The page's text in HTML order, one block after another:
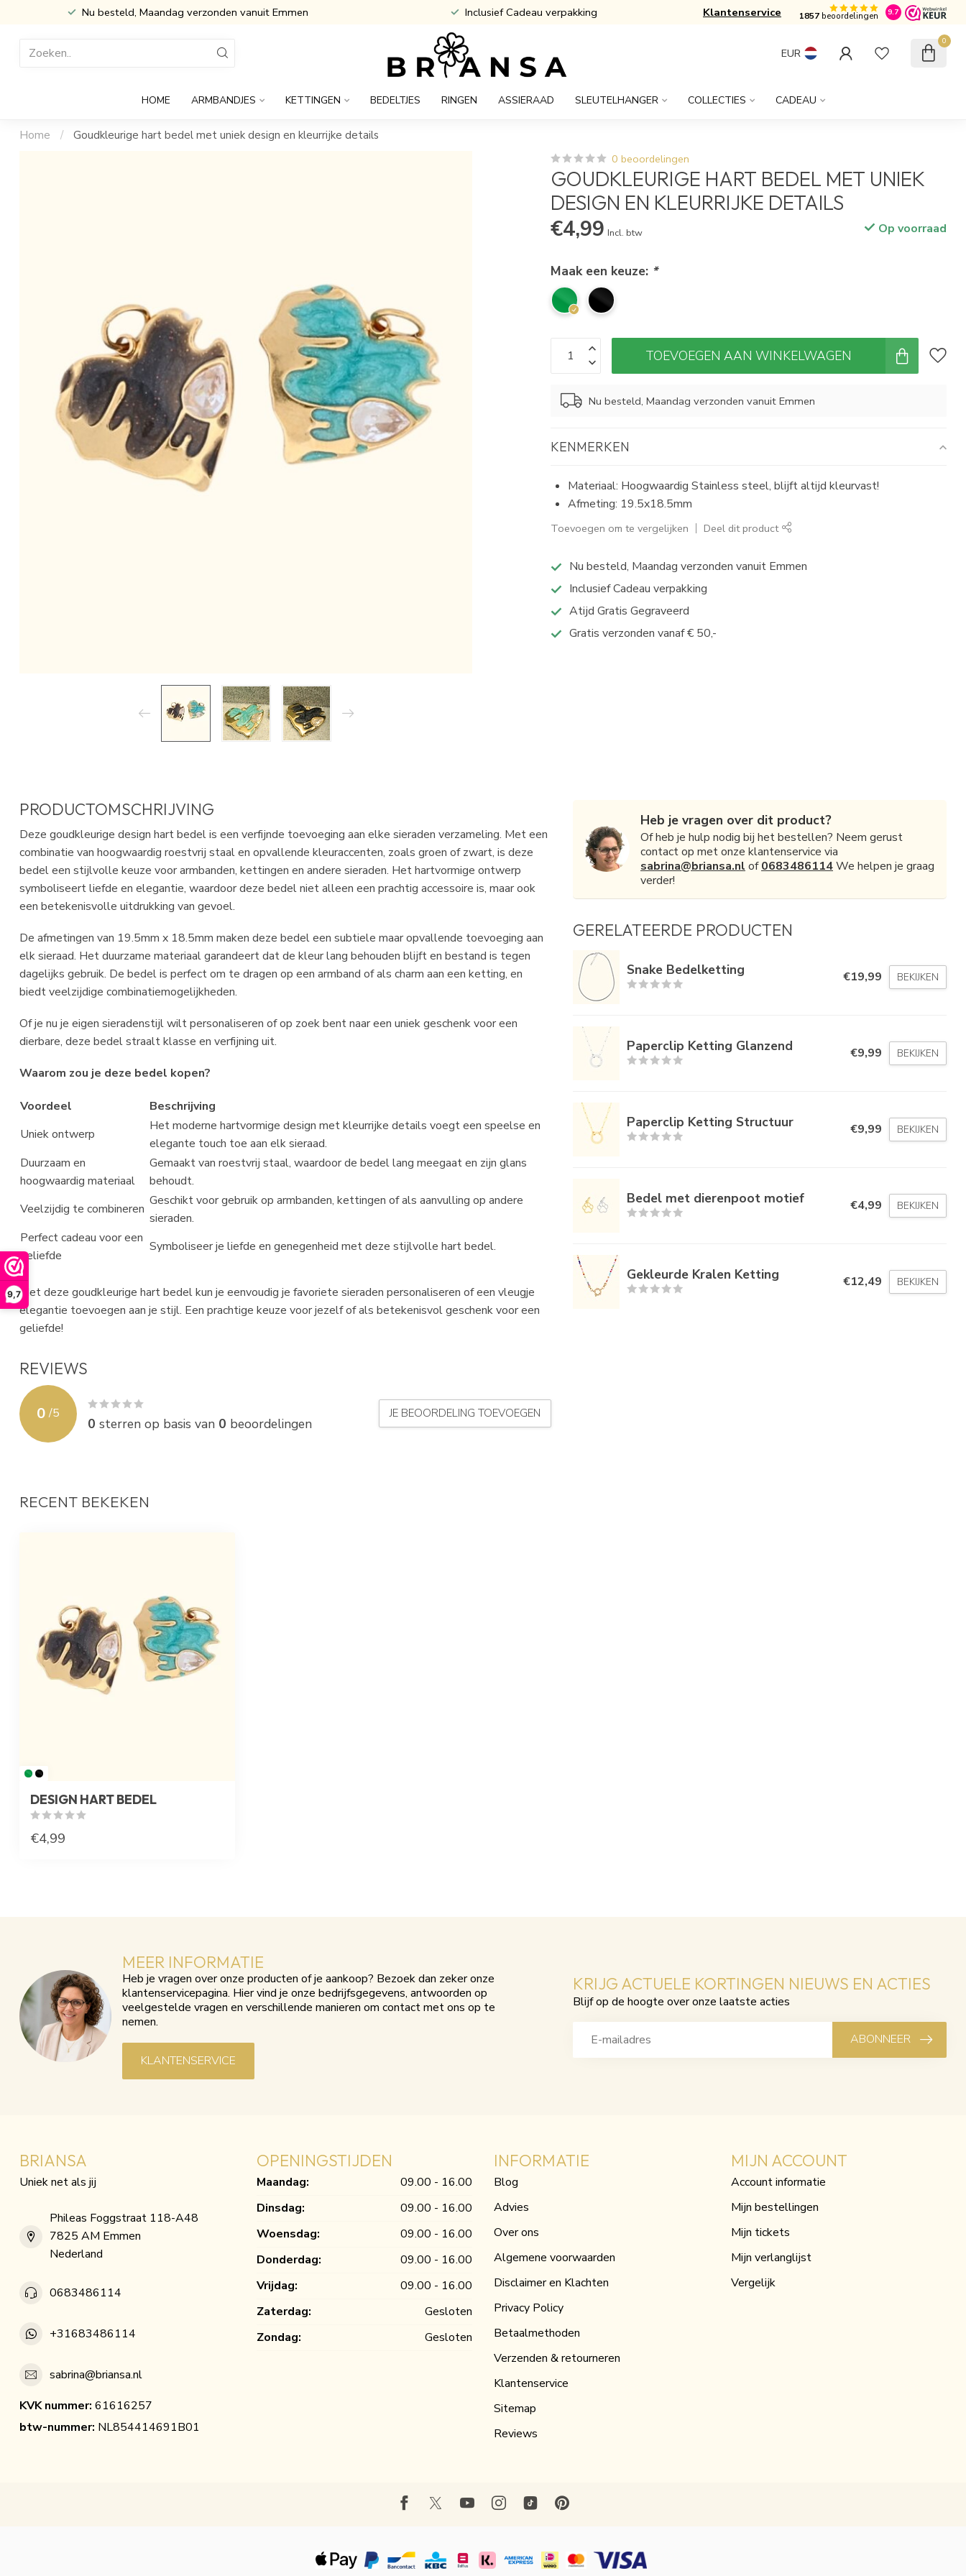
9,7
Inclusief Cadeau verpakking Atijd Gratis Gegraveerd Gratis verzonden vanaf € 50,-
Klantenservice 1857beoordelingen 9.7
EUR
0
HOME ARMBANDJES KETTINGEN BEDELTJES RINGEN ASSIERAAD SLEUTELHANGER COLLECTIES CADEAU
Home /
Goudkleurige hart bedel met uniek design en kleurrijke details
0 beoordelingen
GOUDKLEURIGE HART BEDEL MET UNIEK
DESIGN EN KLEURRIJKE DETAILS
€4,99 Incl. btw Op voorraad
Maak een keuze: *
TOEVOEGEN AAN WINKELWAGEN
Nu besteld, Maandag verzonden vanuit Emmen
KENMERKEN
Materiaal: Hoogwaardig Stainless steel, blijft altijd kleurvast!
Afmeting: 19.5x18.5mm
Toevoegen om te vergelijken Deel dit product
Nu besteld, Maandag verzonden vanuit Emmen
Inclusief Cadeau verpakking
Atijd Gratis Gegraveerd
Gratis verzonden vanaf € 50,-
PRODUCTOMSCHRIJVING
Deze goudkleurige design hart bedel is een verfijnde toevoeging aan elke sieraden verzameling. Met een
combinatie van hoogwaardig roestvrij staal en opvallende kleuraccenten, zoals groen of zwart, is deze
bedel een stijlvolle keuze voor armbanden, kettingen en andere sieraden. Het hartvormige ontwerp
symboliseert liefde en elegantie, waardoor deze bedel niet alleen een prachtig accessoire is, maar ook
een betekenisvolle uitdrukking van gevoel.
De afmetingen van 19.5mm x 18.5mm maken deze bedel een subtiele maar opvallende toevoeging aan
elk sieraad. Het duurzame materiaal garandeert dat de kleur lang behouden blijft en bestand is tegen
dagelijks gebruik. De bedel is perfect om te dragen op een armband of als charm aan een ketting, en
biedt veelzijdige combinatiemogelijkheden.
Of je nu je eigen sieradenstijl wilt personaliseren of op zoek bent naar een uniek geschenk voor een
dierbare, deze bedel straalt klasse en verfijning uit.
Waarom zou je deze bedel kopen?
Voordeel
Beschrijving
Uniek ontwerp
Het moderne hartvormige design met kleurrijke details voegt een speelse en
elegante touch toe aan elk sieraad.
Duurzaam en
hoogwaardig materiaal
Gemaakt van roestvrij staal, waardoor de bedel lang meegaat en zijn glans
behoudt.
Veelzijdig te combineren
Geschikt voor gebruik op armbanden, kettingen of als aanvulling op andere
sieraden.
Perfect cadeau voor een
geliefde
Symboliseer je liefde en genegenheid met deze stijlvolle hart bedel.
Met deze goudkleurige hart bedel kun je eenvoudig je favoriete sieraden personaliseren of een vleugje
elegantie toevoegen aan je stijl. Een prachtige keuze voor jezelf of als betekenisvol geschenk voor een
geliefde!
REVIEWS
0 /5
0 sterren op basis van 0 beoordelingen
JE BEOORDELING TOEVOEGEN
Heb je vragen over dit product?
Of heb je hulp nodig bij het bestellen? Neem gerust
contact op met onze klantenservice via
sabrina@briansa.nl of0683486114We helpen je graag
verder!
GERELATEERDE PRODUCTEN
Snake Bedelketting €19,99 BEKIJKEN
Paperclip Ketting Glanzend €9,99 BEKIJKEN
Paperclip Ketting Structuur €9,99 BEKIJKEN
Bedel met dierenpoot motief €4,99 BEKIJKEN
Gekleurde Kralen Ketting €12,49 BEKIJKEN
RECENT BEKEKEN
DESIGN HART BEDEL
€4,99
MEER INFORMATIE
Heb je vragen over onze producten of je aankoop? Bezoek dan zeker onze
klantenservicepagina. Hier vind je onze bedrijfsgegevens, antwoorden op
veelgestelde vragen en verschillende manieren om contact met ons op te
nemen.
KLANTENSERVICE
KRIJG ACTUELE KORTINGEN NIEUWS EN ACTIES
Blijf op de hoogte over onze laatste acties
ABONNEER
BRIANSA
Uniek net als jij
Phileas Foggstraat 118-A48
7825 AM Emmen
Nederland
0683486114
+31683486114
sabrina@briansa.nl
KVK nummer: 61616257
btw-nummer: NL854414691B01
OPENINGSTIJDEN
Maandag:
09.00 - 16.00
Dinsdag:
09.00 - 16.00
Woensdag:
09.00 - 16.00
Donderdag:
09.00 - 16.00
Vrijdag:
09.00 - 16.00
Zaterdag:
Gesloten
Zondag:
Gesloten
INFORMATIE
Blog
Advies
Over ons
Algemene voorwaarden
Disclaimer en Klachten
Privacy Policy
Betaalmethoden
Verzenden & retourneren
Klantenservice
Sitemap
Reviews
MIJN ACCOUNT
Account informatie
Mijn bestellingen
Mijn tickets
Mijn verlanglijst
Vergelijk